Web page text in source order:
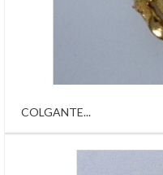
COLGANTE...